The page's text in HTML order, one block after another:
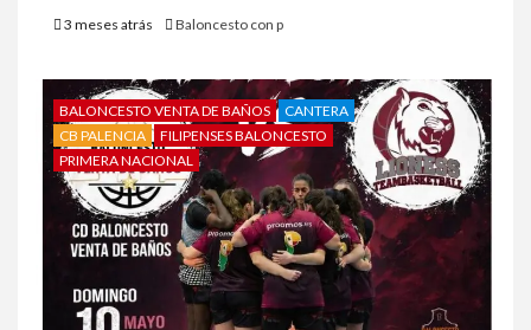
3 meses atrás Baloncesto con p
BALONCESTO VENTA DE BAÑOS
CANTERA
CB PALENCIA
FILIPENSES BALONCESTO
PRIMERA NACIONAL